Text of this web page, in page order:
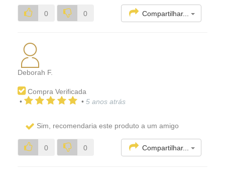
0 0 Compartilhar...
Deborah F.
Compra Verificada
•
• 5 anos atrás
Sim, recomendaria este produto a um amigo
0 0 Compartilhar...